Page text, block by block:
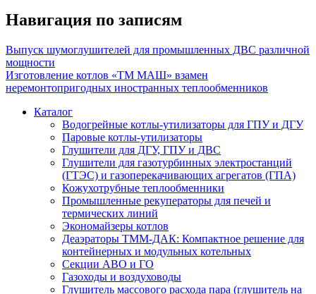
Навигация по записям
Выпуск шумоглушителей для промышленных ДВС различной
мощности
Изготовление котлов «ТМ МАШ» взамен
неремонтопригодных иностранных теплообменников
Каталог
Водогрейные котлы-утилизаторы для ГПУ и ДГУ
Паровые котлы-утилизаторы
Глушители для ДГУ, ГПУ и ДВС
Глушители для газотурбинных электростанций
(ГТЭС) и газоперекачивающих агрегатов (ГПА)
Кожухотрубные теплообменники
Промышленные рекуператоры для печей и
термических линий
Экономайзеры котлов
Деаэраторы ТММ-ДАК: Компактное решение для
контейнерных и модульных котельных
Секции АВО и ГО
Газоходы и воздуховоды
Глушитель массового расхода пара (глушитель на